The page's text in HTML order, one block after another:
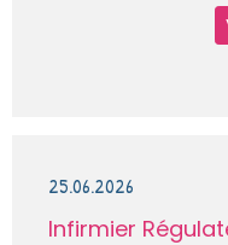
25.06.2026
Infirmier